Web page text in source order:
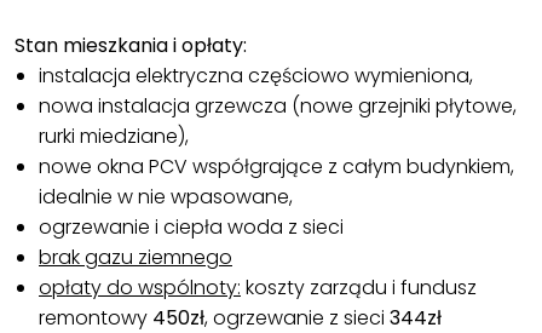
Stan mieszkania i opłaty:
instalacja elektryczna częściowo wymieniona,
nowa instalacja grzewcza (nowe grzejniki płytowe,
rurki miedziane),
nowe okna PCV współgrające z całym budynkiem,
idealnie w nie wpasowane,
ogrzewanie i ciepła woda z sieci
brak gazu ziemnego
opłaty do wspólnoty: koszty zarządu i fundusz
remontowy 450zł, ogrzewanie z sieci 344zł